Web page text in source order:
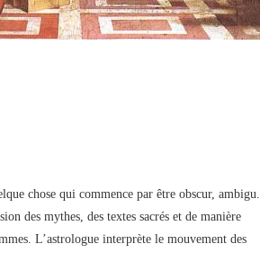
chose qui commence par être obscur, ambigu.
des mythes, des textes sacrés et de manière
L’astrologue interprète le mouvement des